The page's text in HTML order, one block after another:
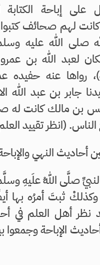
على إباحة
لهم صحائف
صلى الله عليه
لعبد الله بن
رواها عنه
جابر بن عبد الله
بن مالك كانت له
الناس. (انظر تقييد
أحاديث النهي
صلَّى اللهُ علَيهِ
ثبتَ أمرُه بها
أهل العلم في
الإباحة وجمعوا